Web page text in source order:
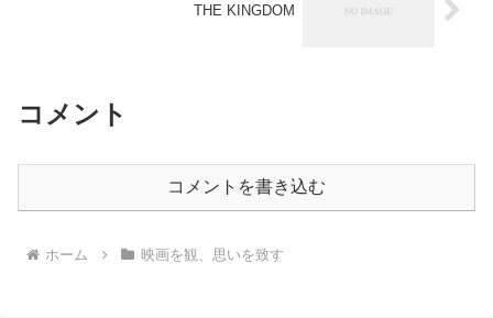
THE KINGDOM
コメント
コメントを書き込む
ホーム 映画を観、思いを致す